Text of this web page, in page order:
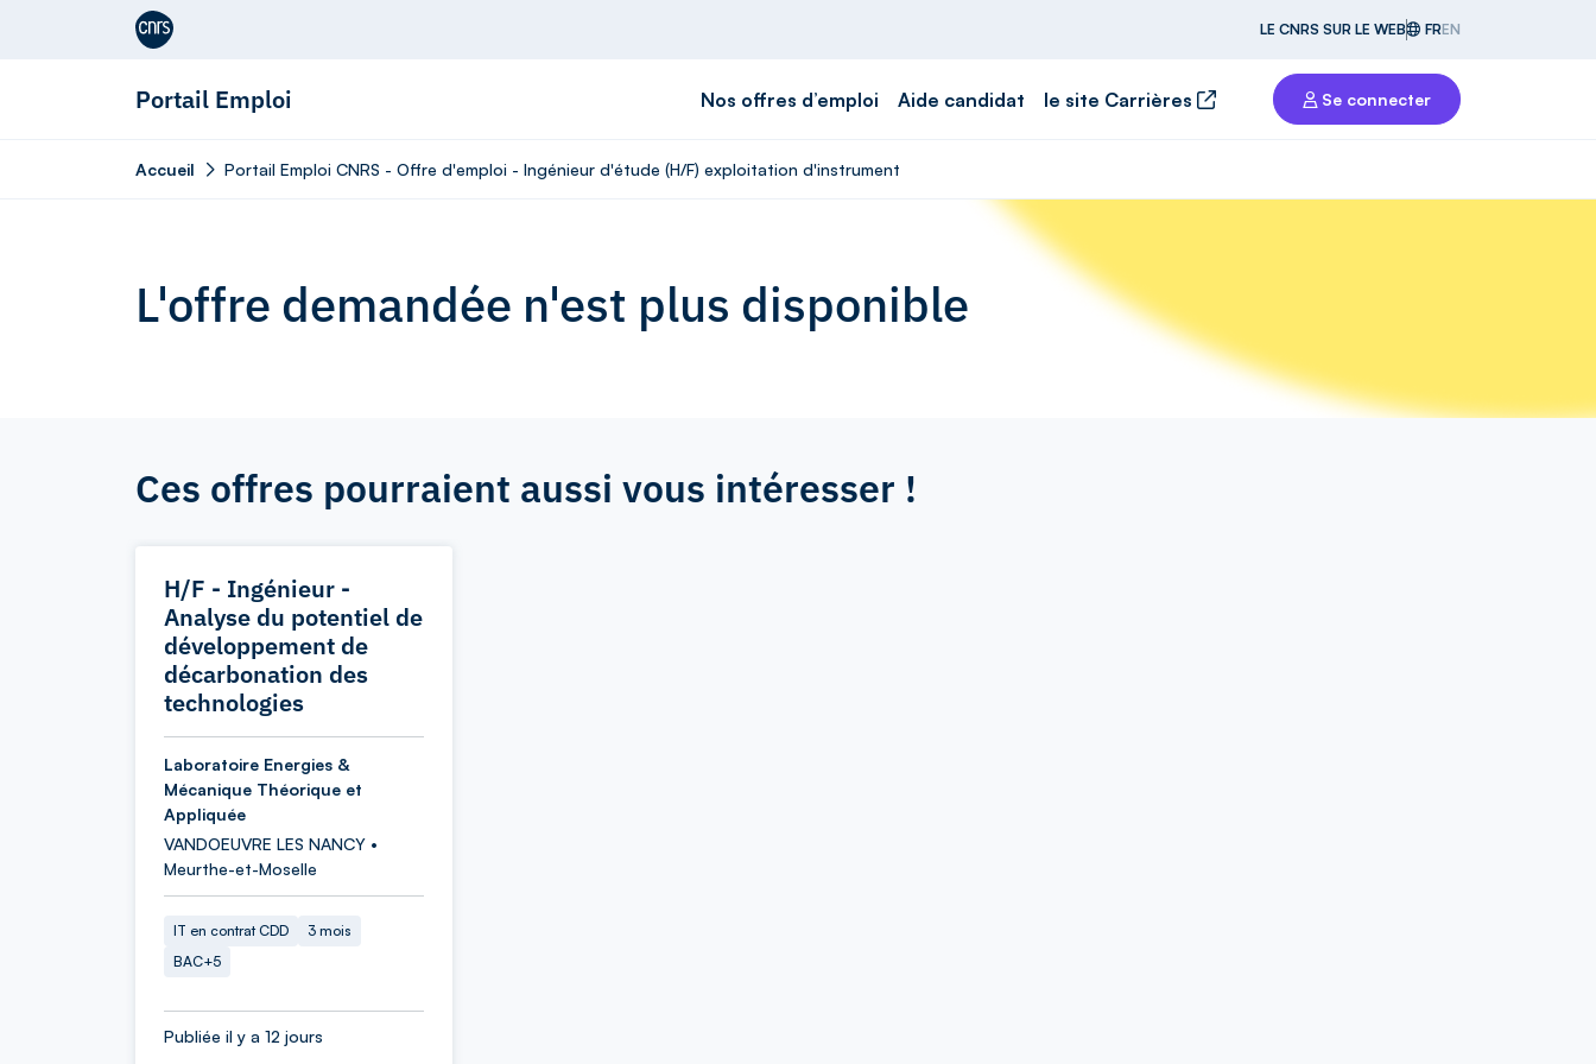
Aller au contenu
LE CNRS SUR LE WEB FREN
Portail Emploi Nos offres d’emploi Aide candidat le site Carrières Se connecter
Accueil Portail Emploi CNRS - Offre d'emploi - Ingénieur d'étude (H/F) exploitation d'instrument
L'offre demandée n'est plus disponible
Ces offres pourraient aussi vous intéresser !
H/F - Ingénieur -
Analyse du potentiel de
développement de
décarbonation des
technologies
Laboratoire Energies &
Mécanique Théorique et
Appliquée
VANDOEUVRE LES NANCY •
Meurthe-et-Moselle
IT en contrat CDD
3 mois
BAC+5
Publiée il y a 12 jours